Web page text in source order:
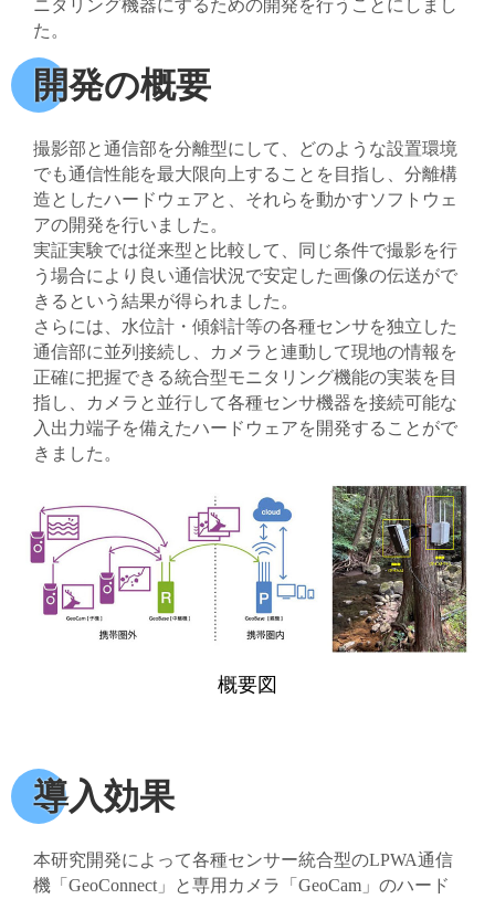
ニタリング機器にするための開発を行うことにしまし
た。
開発の概要
撮影部と通信部を分離型にして、どのような設置環境
でも通信性能を最大限向上することを目指し、分離構
造としたハードウェアと、それらを動かすソフトウェ
アの開発を行いました。
実証実験では従来型と比較して、同じ条件で撮影を行
う場合により良い通信状況で安定した画像の伝送がで
きるという結果が得られました。
さらには、水位計・傾斜計等の各種センサを独立した
通信部に並列接続し、カメラと連動して現地の情報を
正確に把握できる統合型モニタリング機能の実装を目
指し、カメラと並行して各種センサ機器を接続可能な
入出力端子を備えたハードウェアを開発することがで
きました。
概要図
導入効果
本研究開発によって各種センサー統合型のLPWA通信
機「GeoConnect」と専用カメラ「GeoCam」のハード